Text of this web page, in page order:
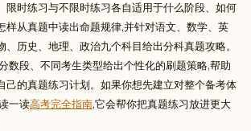
限时练习与不限时练习各自适用于什么阶段、如何
样从真题中读出命题规律,并针对语文、数学、英
历史、地理、政治九个科目给出分科真题攻略。
数段、不同考生类型给出个性化的刷题策略,帮助
己的真题练习计划。如果你想先建立对整个备考体
一读高考完全指南,它会帮你把真题练习放进更大